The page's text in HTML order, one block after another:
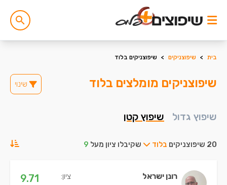
בית > שיפוצניקים > שיפוצניקים בלוד
שיפוצניקים מומלצים בלוד שינוי
שיפוץ גדול שיפוץ קטן
20 שיפוצניקים בלוד שקיבלו ציון מעל 9
רונן ישראל ציון: 9.71